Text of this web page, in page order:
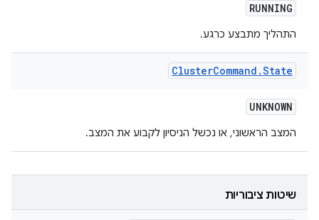
RUNNING
התהליך מתבצע כרגע.
ClusterCommand .State
UNKNOWN
המצב הראשוני, או נכשל הניסיון לקבוע את המצב.
שיטות ציבוריות